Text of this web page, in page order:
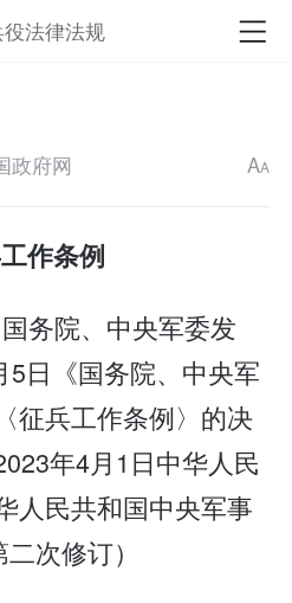
法律法规
政府网 AA
作条例
国务院、中央军委发
日《国务院、中央军
征兵工作条例〉的决
年4月1日中华人民
人民共和国中央军事
次修订）